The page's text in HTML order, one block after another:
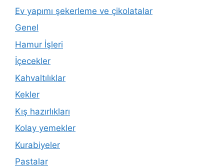
Ev yapımı şekerleme ve çikolatalar
Genel
Hamur İşleri
İçecekler
Kahvaltılıklar
Kekler
Kış hazırlıkları
Kolay yemekler
Kurabiyeler
Pastalar